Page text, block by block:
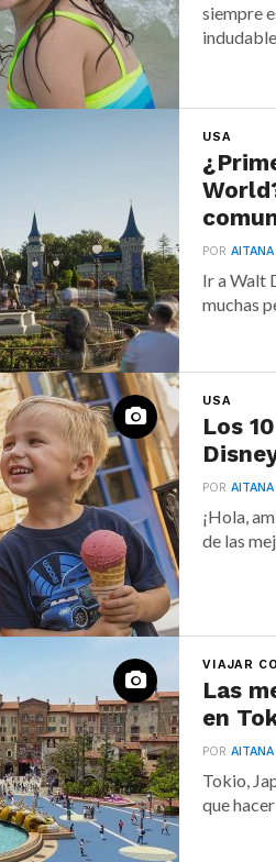
siempre
USA
PORAITANA
Ir a Walt
muchas
USA
Los
PORAITANA
¡Hola,
de las
VIAJAR
Las
en
PORAITANA
Tokio,
que